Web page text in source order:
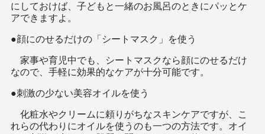
にしておけば、子どもと一緒のお風呂のときにパッとケ
アできますよ。
●顔にのせるだけの「シートマスク」を使う
家事や育児中でも、シートマスクなら顔にのせるだけ
なので、手軽に効果的なケアが十分可能です。
●刺激の少ない美容オイルを使う
化粧水やクリームに頼りがちなスキンケアですが、こ
れらの代わりにオイルを使うのも一つの方法です。オイ